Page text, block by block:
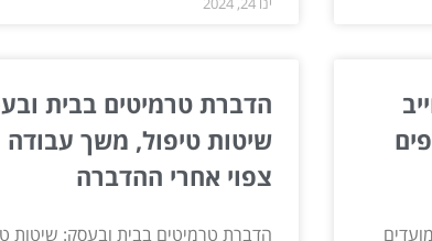
הדברת טרמיטים בבית
שיטות טיפול, משך עבודה
צפוי אחרי ההדברה
הדברת טרמיטים בבית ובעסק: שיטות